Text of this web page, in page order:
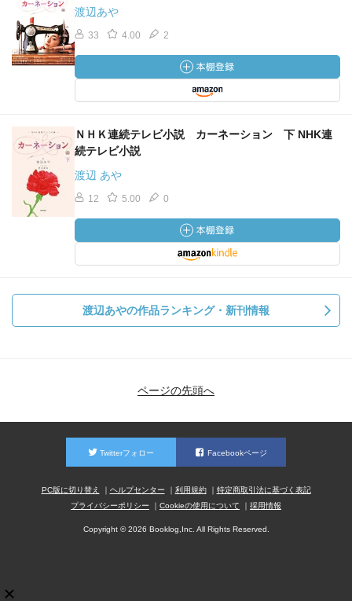
渡辺あや
33 4.00 2
ＮＨＫ連続テレビ小説 カーネーション 下 NHK連
続テレビ小説
渡辺 あや
12 5.00 0
渡辺あやの作品ランキング・新刊情報
ページの先頭へ
Twitterフォロー Facebookページ
PC版に切り替え ヘルプセンター 利用規約
特定商取引法に基づく表記
プライバシーポリシー
Cookieの使用について 採用情報
Copyright © 2026 Booklog,Inc. All Rights Reserved.